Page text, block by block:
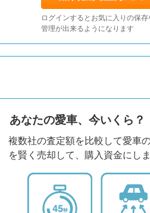
ログインするとお気に入りの保
管理が出来るようになります
あなたの愛車、今いくら？
複数社の査定額を比較して愛車
を賢く売却して、購入資金にし